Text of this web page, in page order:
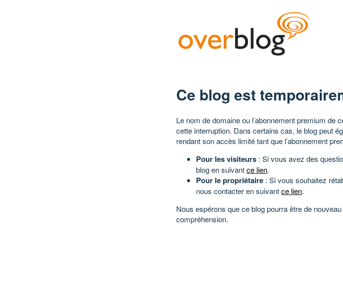
Ce blog est
Le nom de domaine ou l’abonnement premium de
cette interruption. Dans certains cas, le blog peut
rendant son accès limité tant que l’abonnement
Pour les visiteurs : Si vous avez des
blog en suivantce lien.
Pour le propriétaire : Si vous souhaitez
nous contacter en suivantce lien.
Nous espérons que ce blog pourra être de
compréhension.